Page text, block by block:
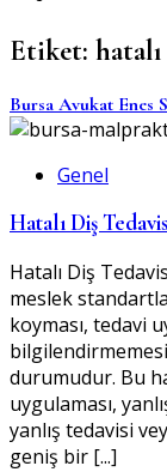
Etiket:
Bursa Avukat Enes
Genel
Hatalı Diş
Hatalı Diş
meslek
koyması, tedavi
durumudur. Bu
uygulaması,
yanlış tedavisi
geniş bir [...]